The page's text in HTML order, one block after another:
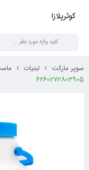
کوثرپلازا
سوپر مارکت لبنیات
6260272803905